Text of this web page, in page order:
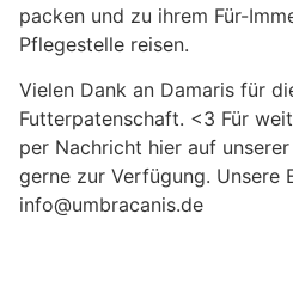
packen und zu ihrem Für-
Pflegestelle reisen.
Vielen Dank an Damaris für
Futterpatenschaft. <3 Für
per Nachricht hier auf
gerne zur Verfügung. Unsere
info@umbracanis.de